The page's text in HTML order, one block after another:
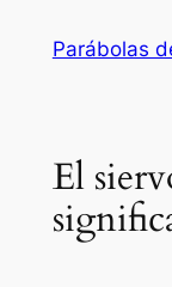
Parábolas
El